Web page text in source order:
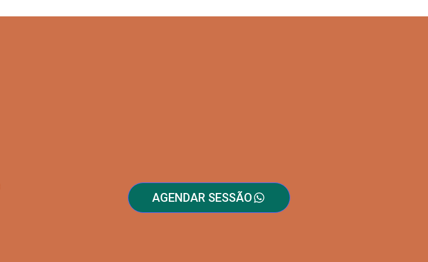
AGENDAR SESSÃO